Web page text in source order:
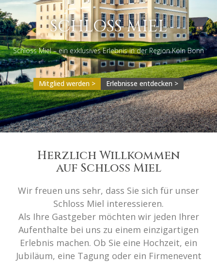
SCHLOSS MIEL
Schloss Miel – ein exklusives Erlebnis in der Region Köln Bonn
Mitglied werden > Erlebnisse entdecken >
Herzlich Willkommen
auf Schloss Miel
Wir freuen uns sehr, dass Sie sich für unser
Schloss Miel interessieren.
Als Ihre Gastgeber möchten wir jeden Ihrer
Aufenthalte bei uns zu einem einzigartigen
Erlebnis machen. Ob Sie eine Hochzeit, ein
Jubiläum, eine Tagung oder ein Firmenevent